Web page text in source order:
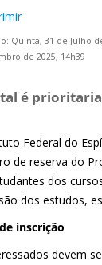
Quinta, 31 de Julho
de 2025, 14h39
é
Federal do
de reserva do
dos
dos estudos,
inscrição
devem